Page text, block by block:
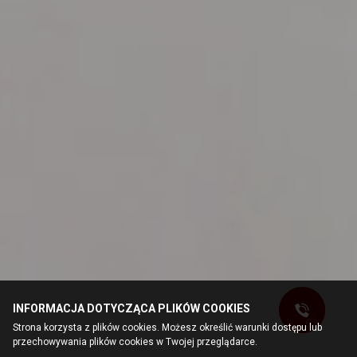
INFORMACJA DOTYCZĄCA PLIKÓW COOKIES
Strona korzysta z plików cookies. Możesz określić warunki dostępu lub
przechowywania plików cookies w Twojej przeglądarce.